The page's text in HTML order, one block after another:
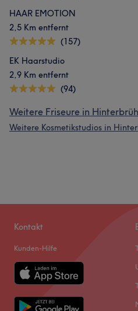
HAAR EMOTION
2,5 Km entfernt
(157)
EK Haarstudio
2,9 Km entfernt
(94)
Weitere Friseure in
Weitere Kosmetikstudios in
Kontakt
Kunden-Hilfe